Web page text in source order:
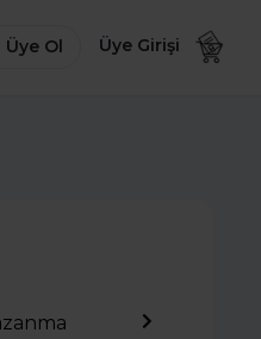
Ol Üye Girişi